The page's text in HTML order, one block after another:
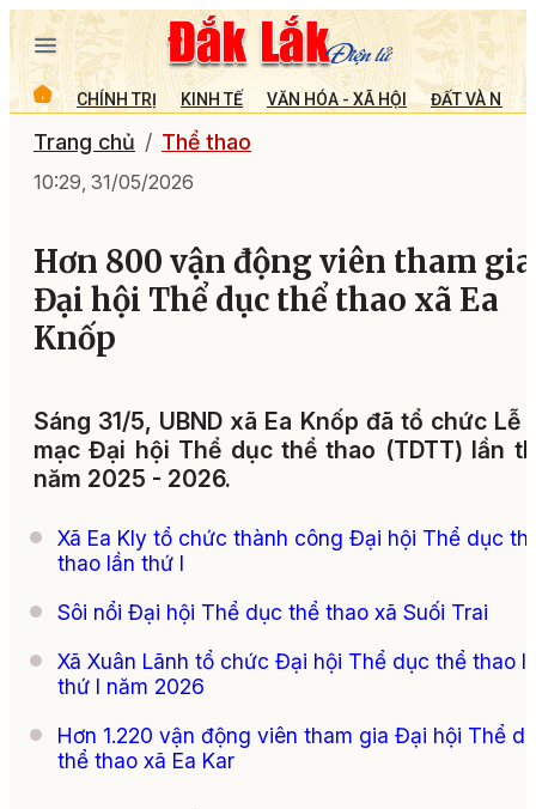
CHÍNH TRỊ KINH TẾ VĂN HÓA - XÃ HỘI ĐẤT VÀ
Trang chủ Thể thao
10:29, 31/05/2026
Hơn 800 vận động viên tham gia
Đại hội Thể dục thể thao xã Ea
Knốp
Sáng 31/5, UBND xã Ea Knốp đã tổ chức Lễ
mạc Đại hội Thể dục thể thao (TDTT) lần
năm 2025 - 2026.
Xã Ea Kly tổ chức thành công Đại hội Thể dục
thao lần thứ I
Sôi nổi Đại hội Thể dục thể thao xã Suối Trai
Xã Xuân Lãnh tổ chức Đại hội Thể dục thể thao
thứ I năm 2026
Hơn 1.220 vận động viên tham gia Đại hội Thể
thể thao xã Ea Kar